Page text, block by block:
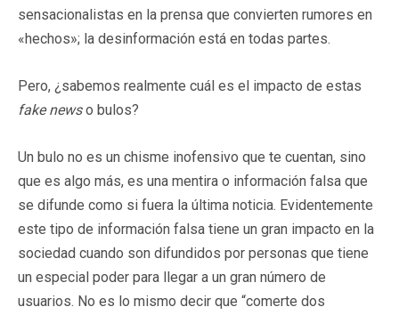
sensacionalistas en la prensa que convierten rumores en
«hechos»; la desinformación está en todas partes.
Pero, ¿sabemos realmente cuál es el impacto de estas
fake newso bulos?
Un bulo no es un chisme inofensivo que te cuentan, sino
que es algo más, es una mentira o información falsa que
se difunde como si fuera la última noticia. Evidentemente
este tipo de información falsa tiene un gran impacto en la
sociedad cuando son difundidos por personas que tiene
un especial poder para llegar a un gran número de
usuarios. No es lo mismo decir que “comerte dos